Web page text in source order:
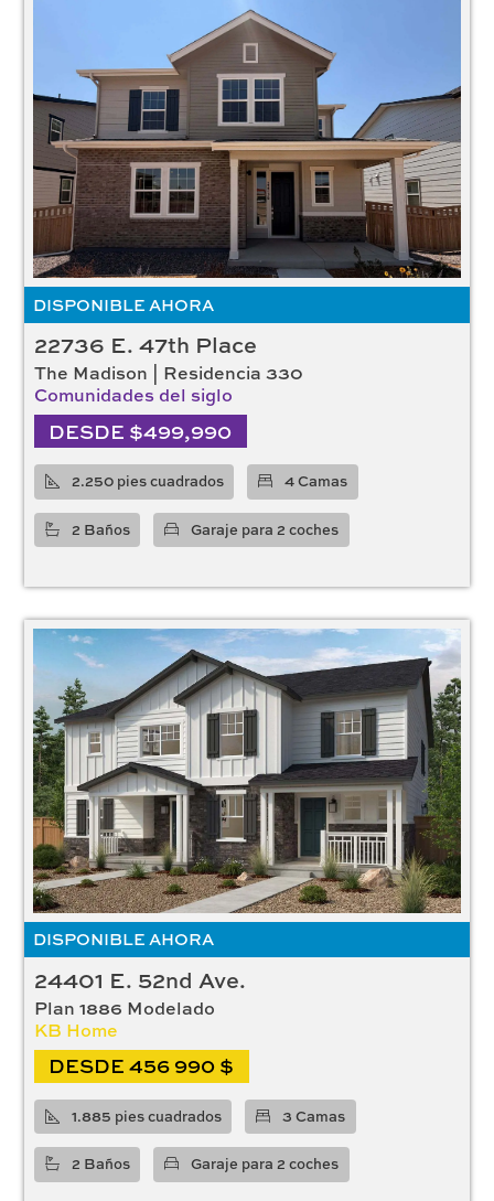
DISPONIBLE AHORA
22736 E. 47th Place
The Madison | Residencia 330
Comunidades del siglo
DESDE $499,990
2.250 pies cuadrados 4 Camas
2 Baños Garaje para 2 coches
DISPONIBLE AHORA
24401 E. 52nd Ave.
Plan 1886 Modelado
KB Home
DESDE 456 990 $
1.885 pies cuadrados 3 Camas
2 Baños Garaje para 2 coches